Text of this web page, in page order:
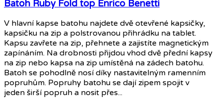
Batoh Ruby Fold top Enrico Benetti
V hlavní kapse batohu najdete dvě otevřené kapsičky,
kapsičku na zip a polstrovanou přihrádku na tablet.
Kapsu zavřete na zip, přehnete a zajistíte magnetickým
zapínáním. Na drobnosti přijdou vhod dvě přední kapsy
na zip nebo kapsa na zip umístěná na zádech batohu.
Batoh se pohodlně nosí díky nastavitelným ramenním
popruhům. Popruhy batohu se dají zipem spojit v
jeden širší popruh a nosit přes...